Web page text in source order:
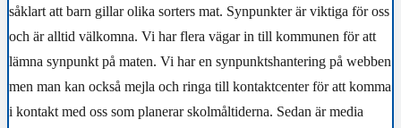
såklart att barn gillar olika sorters mat. Synpunkter är viktiga för oss
och är alltid välkomna. Vi har flera vägar in till kommunen för att
lämna synpunkt på maten. Vi har en synpunktshantering på webben
men man kan också mejla och ringa till kontaktcenter för att komma
i kontakt med oss som planerar skolmåltiderna. Sedan är media